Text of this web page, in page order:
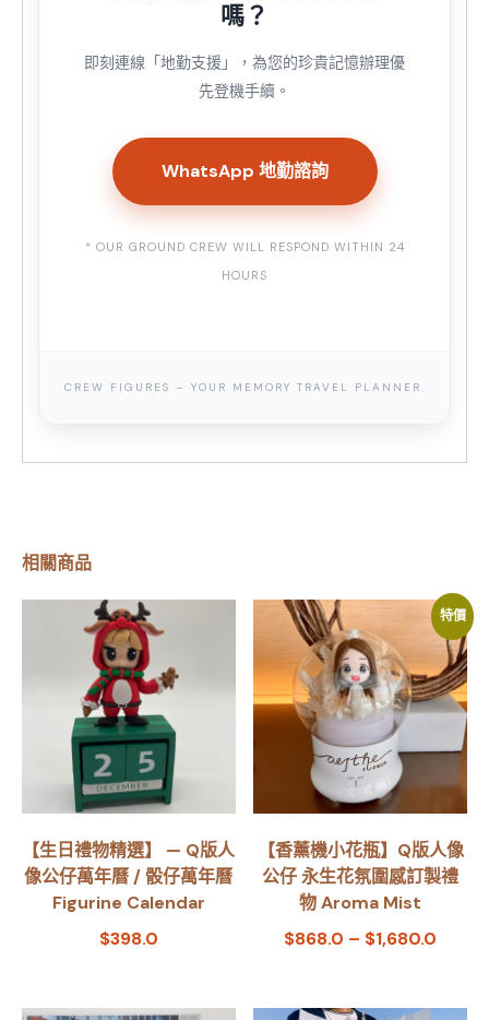
嗎？
即刻連線「地勤支援」，為您的珍貴記憶辦理優
先登機手續。
WhatsApp 地勤諮詢
* OUR GROUND CREW WILL RESPOND WITHIN 24
HOURS
CREW FIGURES – YOUR MEMORY TRAVEL PLANNER.
相關商品
【生日禮物精選】 — Q版人
像公仔萬年曆 / 骰仔萬年曆
Figurine Calendar
$398.0
特價
【香薰機小花瓶】Q版人像
公仔 永生花氛圍感訂製禮
物 Aroma Mist
$868.0 – $1,680.0